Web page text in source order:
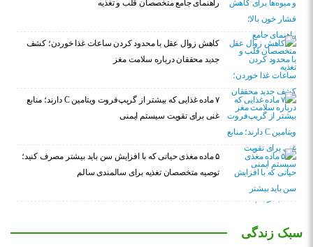
راهنمای جامع متخصصان قلب و تغذیه
کاهش زوال عقل با محدود کردن ساعات غذا خوردن؛ کشف
جدید محققان درباره سلامت مغز
۷ ماده غذایی که بیشتر از گریپ‌فروت ویتامین C دارند؛ منابع
غنی برای تقویت سیستم ایمنی
۵ ماده مغذی حیاتی که با افزایش سن باید بیشتر مصرف کنید؛
توصیه متخصصان تغذیه برای سالمندی سالم
سبک زندگی